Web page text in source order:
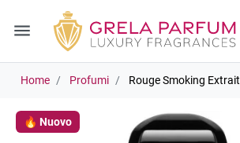
menu
Home Profumi Rouge Smoking Extrait
🔥 Nuovo